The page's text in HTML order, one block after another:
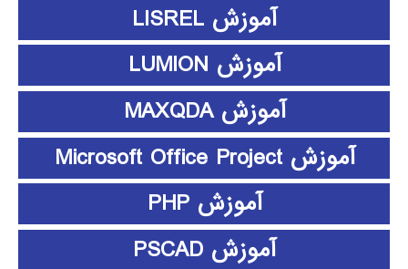
آموزش LISREL
آموزش LUMION
آموزش MAXQDA
آموزش Microsoft Office Project
آموزش PHP
آموزش PSCAD